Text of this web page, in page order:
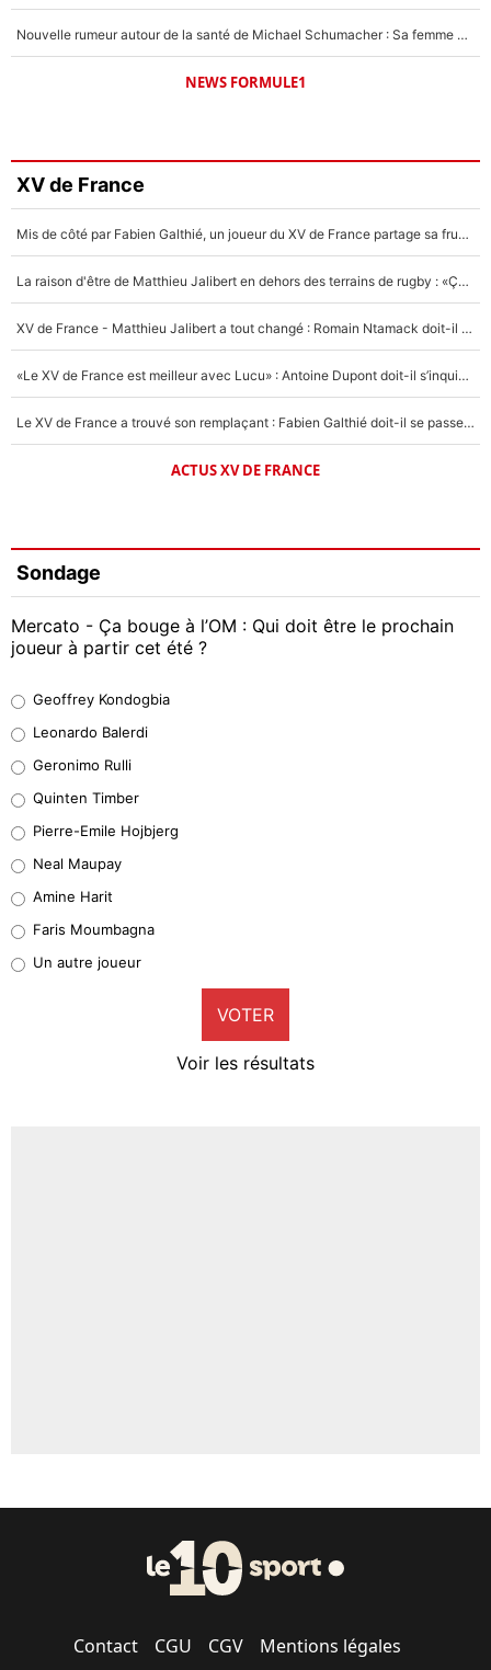
Nouvelle rumeur autour de la santé de Michael Schumacher : Sa femme Corinna sort du silence
NEWS FORMULE1
XV de France
Mis de côté par Fabien Galthié, un joueur du XV de France partage sa frustration : «ils ne me l’ont pas dit tout de suite»
La raison d'être de Matthieu Jalibert en dehors des terrains de rugby : «Ça m'atteint autant que si tu touches à un membre de ma famille»
XV de France - Matthieu Jalibert a tout changé : Romain Ntamack doit-il s’inquiéter pour sa place à un an de la Coupe du monde ?
«Le XV de France est meilleur avec Lucu» : Antoine Dupont doit-il s’inquiéter pour sa place ?
Le XV de France a trouvé son remplaçant : Fabien Galthié doit-il se passer d'Antoine Dupont ?
ACTUS XV DE FRANCE
Sondage
Mercato - Ça bouge à l’OM : Qui doit être le prochain
joueur à partir cet été ?
38%
32%
5%
1%
9%
Geoffrey Kondogbia
Leonardo Balerdi
Geronimo Rulli
Quinten Timber
Pierre-Emile Hojbjerg
Neal Maupay
Amine Harit
Faris Moumbagna
Un autre joueur
VOTER
Voir les résultats
Contact CGU CGV Mentions légales